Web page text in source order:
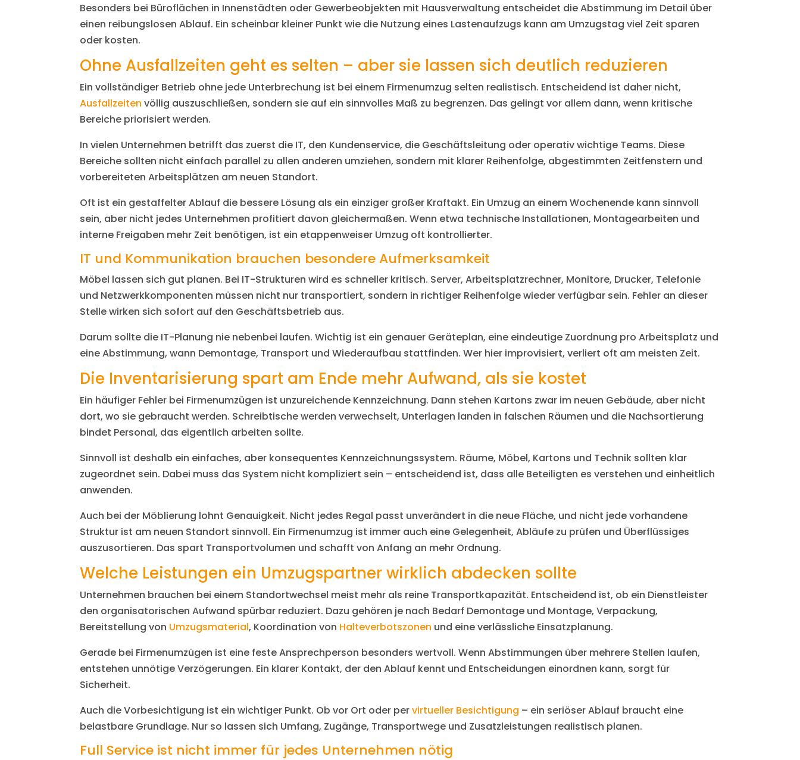
Besonders bei Büroflächen in Innenstädten oder Gewerbeobjekten mit Hausverwaltung entscheidet die Abstimmung im Detail über
einen reibungslosen Ablauf. Ein scheinbar kleiner Punkt wie die Nutzung eines Lastenaufzugs kann am Umzugstag viel Zeit sparen
oder kosten.
Ohne Ausfallzeiten geht es selten – aber sie lassen sich deutlich reduzieren
Ein vollständiger Betrieb ohne jede Unterbrechung ist bei einem Firmenumzug selten realistisch. Entscheidend ist daher nicht,
Ausfallzeiten völlig auszuschließen, sondern sie auf ein sinnvolles Maß zu begrenzen. Das gelingt vor allem dann, wenn kritische
Bereiche priorisiert werden.
In vielen Unternehmen betrifft das zuerst die IT, den Kundenservice, die Geschäftsleitung oder operativ wichtige Teams. Diese
Bereiche sollten nicht einfach parallel zu allen anderen umziehen, sondern mit klarer Reihenfolge, abgestimmten Zeitfenstern und
vorbereiteten Arbeitsplätzen am neuen Standort.
Oft ist ein gestaffelter Ablauf die bessere Lösung als ein einziger großer Kraftakt. Ein Umzug an einem Wochenende kann sinnvoll
sein, aber nicht jedes Unternehmen profitiert davon gleichermaßen. Wenn etwa technische Installationen, Montagearbeiten und
interne Freigaben mehr Zeit benötigen, ist ein etappenweiser Umzug oft kontrollierter.
IT und Kommunikation brauchen besondere Aufmerksamkeit
Möbel lassen sich gut planen. Bei IT-Strukturen wird es schneller kritisch. Server, Arbeitsplatzrechner, Monitore, Drucker, Telefonie
und Netzwerkkomponenten müssen nicht nur transportiert, sondern in richtiger Reihenfolge wieder verfügbar sein. Fehler an dieser
Stelle wirken sich sofort auf den Geschäftsbetrieb aus.
Darum sollte die IT-Planung nie nebenbei laufen. Wichtig ist ein genauer Geräteplan, eine eindeutige Zuordnung pro Arbeitsplatz und
eine Abstimmung, wann Demontage, Transport und Wiederaufbau stattfinden. Wer hier improvisiert, verliert oft am meisten Zeit.
Die Inventarisierung spart am Ende mehr Aufwand, als sie kostet
Ein häufiger Fehler bei Firmenumzügen ist unzureichende Kennzeichnung. Dann stehen Kartons zwar im neuen Gebäude, aber nicht
dort, wo sie gebraucht werden. Schreibtische werden verwechselt, Unterlagen landen in falschen Räumen und die Nachsortierung
bindet Personal, das eigentlich arbeiten sollte.
Sinnvoll ist deshalb ein einfaches, aber konsequentes Kennzeichnungssystem. Räume, Möbel, Kartons und Technik sollten klar
zugeordnet sein. Dabei muss das System nicht kompliziert sein – entscheidend ist, dass alle Beteiligten es verstehen und einheitlich
anwenden.
Auch bei der Möblierung lohnt Genauigkeit. Nicht jedes Regal passt unverändert in die neue Fläche, und nicht jede vorhandene
Struktur ist am neuen Standort sinnvoll. Ein Firmenumzug ist immer auch eine Gelegenheit, Abläufe zu prüfen und Überflüssiges
auszusortieren. Das spart Transportvolumen und schafft von Anfang an mehr Ordnung.
Welche Leistungen ein Umzugspartner wirklich abdecken sollte
Unternehmen brauchen bei einem Standortwechsel meist mehr als reine Transportkapazität. Entscheidend ist, ob ein Dienstleister
den organisatorischen Aufwand spürbar reduziert. Dazu gehören je nach Bedarf Demontage und Montage, Verpackung,
Bereitstellung von Umzugsmaterial, Koordination von Halteverbotszonen und eine verlässliche Einsatzplanung.
Gerade bei Firmenumzügen ist eine feste Ansprechperson besonders wertvoll. Wenn Abstimmungen über mehrere Stellen laufen,
entstehen unnötige Verzögerungen. Ein klarer Kontakt, der den Ablauf kennt und Entscheidungen einordnen kann, sorgt für
Sicherheit.
Auch die Vorbesichtigung ist ein wichtiger Punkt. Ob vor Ort oder pervirtueller Besichtigung – ein seriöser Ablauf braucht eine
belastbare Grundlage. Nur so lassen sich Umfang, Zugänge, Transportwege und Zusatzleistungen realistisch planen.
Full Service ist nicht immer für jedes Unternehmen nötig